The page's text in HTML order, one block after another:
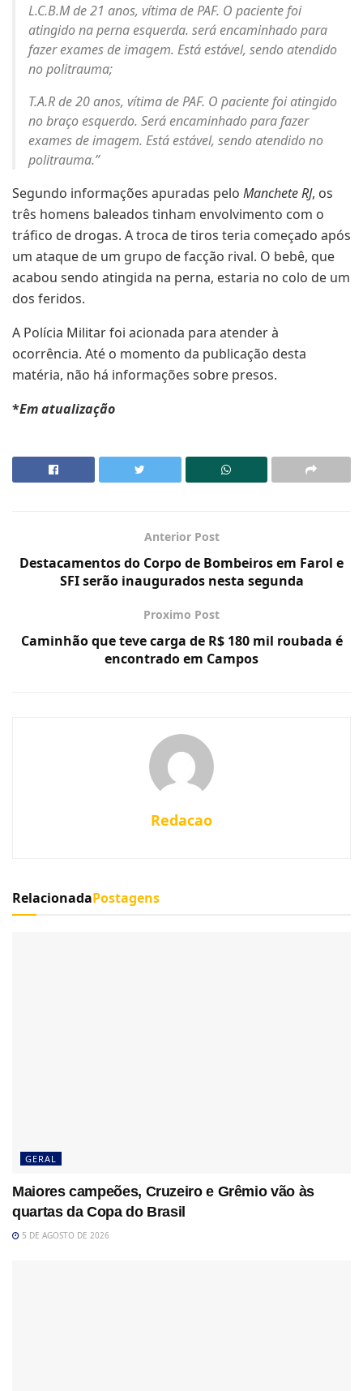
L.C.B.M de 21 anos, vítima de PAF. O paciente foi
atingido na perna esquerda. será encaminhado para
fazer exames de imagem. Está estável, sendo atendido
no politrauma;
T.A.R de 20 anos, vítima de PAF. O paciente foi atingido
no braço esquerdo. Será encaminhado para fazer
exames de imagem. Está estável, sendo atendido no
politrauma.”
Segundo informações apuradas pelo Manchete RJ, os
três homens baleados tinham envolvimento com o
tráfico de drogas. A troca de tiros teria começado após
um ataque de um grupo de facção rival. O bebê, que
acabou sendo atingida na perna, estaria no colo de um
dos feridos.
A Polícia Militar foi acionada para atender à
ocorrência. Até o momento da publicação desta
matéria, não há informações sobre presos.
*Em atualização
Anterior Post
Destacamentos do Corpo de Bombeiros em Farol e
SFI serão inaugurados nesta segunda
Proximo Post
Caminhão que teve carga de R$ 180 mil roubada é
encontrado em Campos
Redacao
RelacionadaPostagens
GERAL
Maiores campeões, Cruzeiro e Grêmio vão às
quartas da Copa do Brasil
5 DE AGOSTO DE 2026